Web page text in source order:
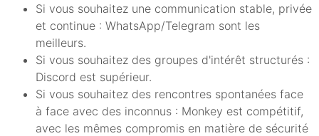
Si vous souhaitez une communication stable, privée
et continue : WhatsApp/Telegram sont les
meilleurs.
Si vous souhaitez des groupes d'intérêt structurés :
Discord est supérieur.
Si vous souhaitez des rencontres spontanées face
à face avec des inconnus : Monkey est compétitif,
avec les mêmes compromis en matière de sécurité